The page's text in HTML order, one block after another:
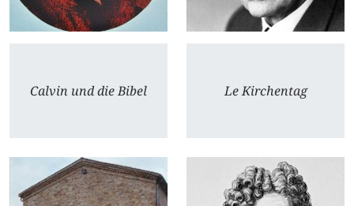
Calvin und die Bibel Le Kirchentag